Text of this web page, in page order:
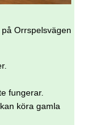
Orrspelsvägen
fungerar.
köra gamla